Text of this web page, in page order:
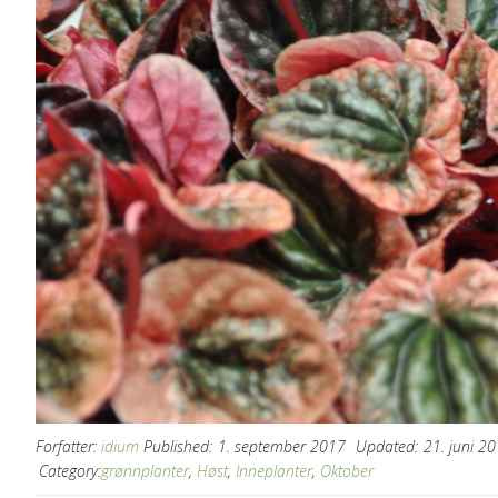
Forfatter: idium Published: 1. september 2017 Updated: 21. juni
Category:grønnplanter, Høst, Inneplanter, Oktober